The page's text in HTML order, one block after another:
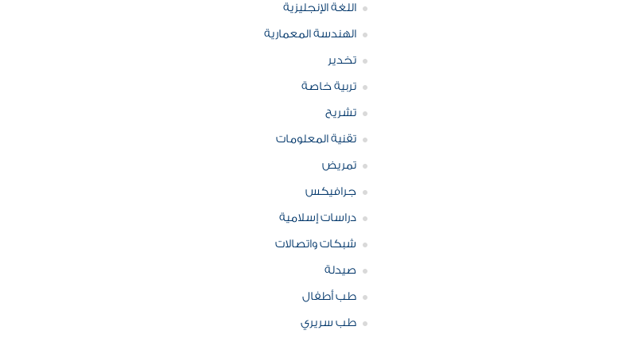
اللغة الإنجليزية
الهندسة المعمارية
تخدير
تربية خاصة
تشريح
تقنية المعلومات
تمريض
جرافيكس
دراسات إسلامية
شبكات واتصالات
صيدلة
طب أطفال
طب سريري